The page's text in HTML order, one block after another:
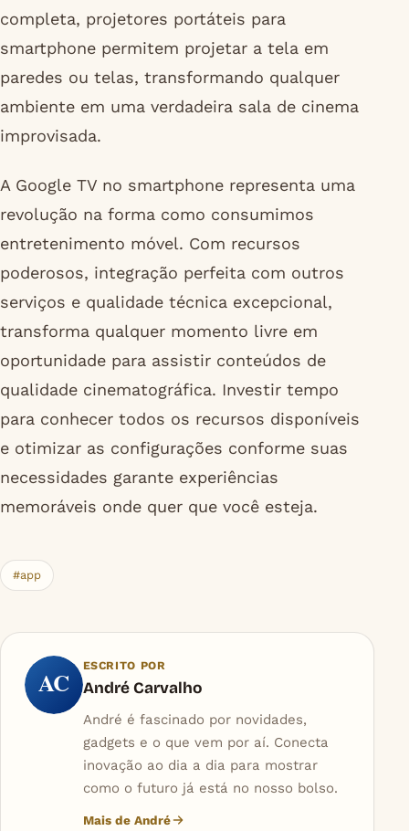
completa, projetores portáteis para
smartphone permitem projetar a tela em
paredes ou telas, transformando qualquer
ambiente em uma verdadeira sala de cinema
improvisada.
A Google TV no smartphone representa uma
revolução na forma como consumimos
entretenimento móvel. Com recursos
poderosos, integração perfeita com outros
serviços e qualidade técnica excepcional,
transforma qualquer momento livre em
oportunidade para assistir conteúdos de
qualidade cinematográfica. Investir tempo
para conhecer todos os recursos disponíveis
e otimizar as configurações conforme suas
necessidades garante experiências
memoráveis onde quer que você esteja.
#app
AC
ESCRITO POR
André Carvalho
André é fascinado por novidades,
gadgets e o que vem por aí. Conecta
inovação ao dia a dia para mostrar
como o futuro já está no nosso bolso.
Mais de André